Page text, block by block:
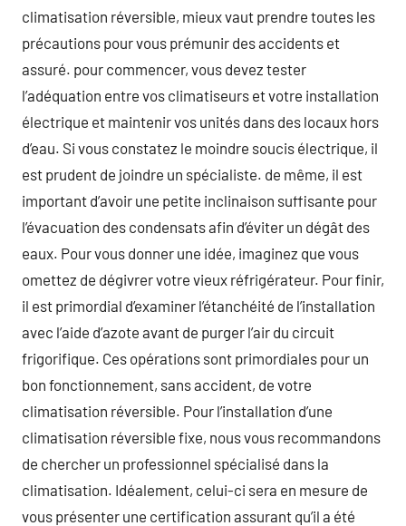
climatisation réversible, mieux vaut prendre toutes les
précautions pour vous prémunir des accidents et
assuré. pour commencer, vous devez tester
l’adéquation entre vos climatiseurs et votre installation
électrique et maintenir vos unités dans des locaux hors
d’eau. Si vous constatez le moindre soucis électrique, il
est prudent de joindre un spécialiste. de même, il est
important d’avoir une petite inclinaison suffisante pour
l’évacuation des condensats afin d’éviter un dégât des
eaux. Pour vous donner une idée, imaginez que vous
omettez de dégivrer votre vieux réfrigérateur. Pour finir,
il est primordial d’examiner l’étanchéité de l’installation
avec l’aide d’azote avant de purger l’air du circuit
frigorifique. Ces opérations sont primordiales pour un
bon fonctionnement, sans accident, de votre
climatisation réversible. Pour l’installation d’une
climatisation réversible fixe, nous vous recommandons
de chercher un professionnel spécialisé dans la
climatisation. Idéalement, celui-ci sera en mesure de
vous présenter une certification assurant qu’il a été